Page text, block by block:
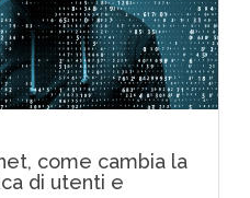
come cambia la
di utenti e